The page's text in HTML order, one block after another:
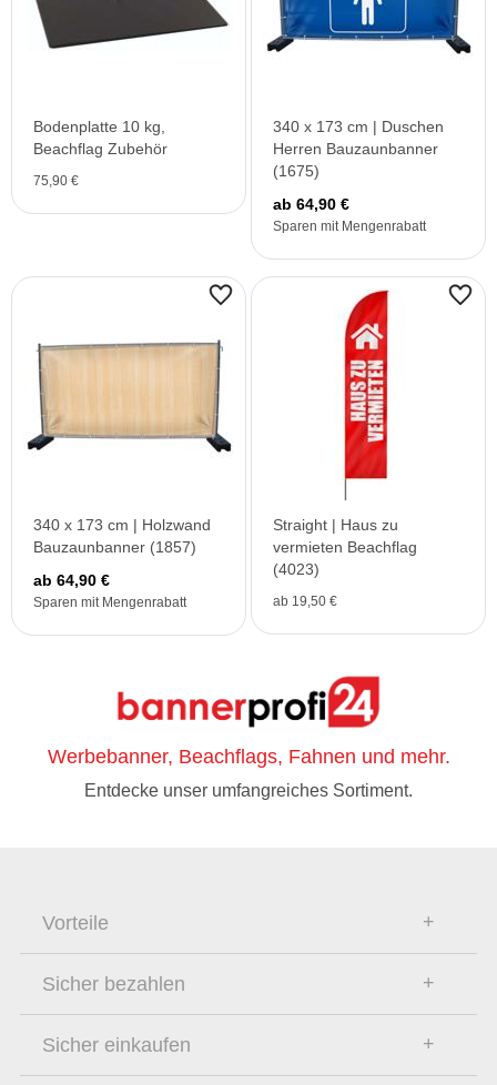
Bodenplatte 10 kg,
Beachflag Zubehör
75,90 €
340 x 173 cm | Duschen
Herren Bauzaunbanner
(1675)
ab 64,90 €
Sparen mit Mengenrabatt
340 x 173 cm | Holzwand
Bauzaunbanner (1857)
ab 64,90 €
Sparen mit Mengenrabatt
Straight | Haus zu
vermieten Beachflag
(4023)
ab 19,50 €
Werbebanner, Beachflags, Fahnen und mehr.
Entdecke unser umfangreiches Sortiment.
Vorteile
Sicher bezahlen
Sicher einkaufen